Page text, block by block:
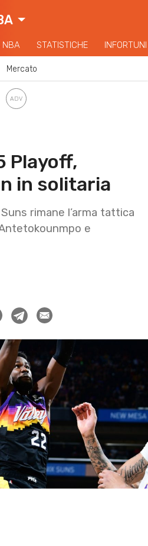
NBA STATISTICHE INFORTUNI
Mercato
Playoff,
in solitaria
rimane l’arma tattica
e